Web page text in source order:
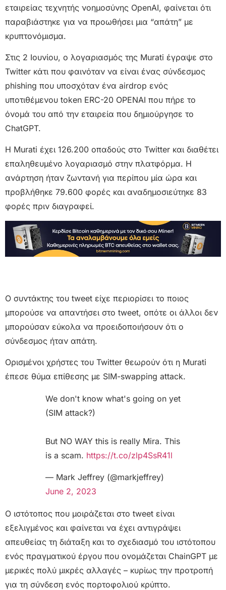
εταιρείας τεχνητής νοημοσύνης OpenAI, φαίνεται ότι
παραβιάστηκε για να προωθήσει μια “απάτη” με
κρυπτονόμισμα.
Στις 2 Ιουνίου, ο λογαριασμός της Murati έγραψε στο
Twitter κάτι που φαινόταν να είναι ένας σύνδεσμος
phishing που υποσχόταν ένα airdrop ενός
υποτιθέμενου token ERC-20 OPENAI που πήρε το
όνομά του από την εταιρεία που δημιούργησε το
ChatGPT.
H Murati έχει 126.200 οπαδούς στο Twitter και διαθέτει
επαληθευμένο λογαριασμό στην πλατφόρμα. Η
ανάρτηση ήταν ζωντανή για περίπου μία ώρα και
προβλήθηκε 79.600 φορές και αναδημοσιεύτηκε 83
φορές πριν διαγραφεί.
Ο συντάκτης του tweet είχε περιορίσει το ποιος
μπορούσε να απαντήσει στο tweet, οπότε οι άλλοι δεν
μπορούσαν εύκολα να προειδοποιήσουν ότι ο
σύνδεσμος ήταν απάτη.
Ορισμένοι χρήστες του Twitter θεωρούν ότι η Murati
έπεσε θύμα επίθεσης με SIM-swapping attack.
We don't know what's going on yet
(SIM attack?)
But NO WAY this is really Mira. This
is a scam. https://t.co/zlp4SsR41l
— Mark Jeffrey (@markjeffrey)
June 2, 2023
Ο ιστότοπος που μοιράζεται στο tweet είναι
εξελιγμένος και φαίνεται να έχει αντιγράψει
απευθείας τη διάταξη και το σχεδιασμό του ιστότοπου
ενός πραγματικού έργου που ονομάζεται ChainGPT με
μερικές πολύ μικρές αλλαγές – κυρίως την προτροπή
για τη σύνδεση ενός πορτοφολιού κρύπτο.